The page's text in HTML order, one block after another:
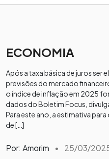
ECONOMIA
Após a taxa básica de juros ser
previsões do mercado
o índice de inflação em 2025
dados do Boletim Focus,
Para este ano, a estimativa
de […]
Por: Amorim • 25/03/